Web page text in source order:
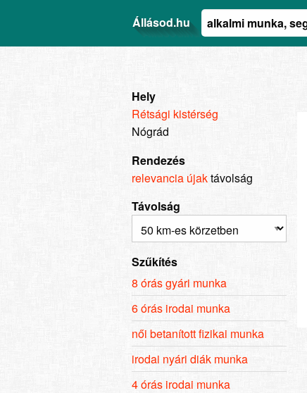
Állásod.hu
Hely
Rétsági kistérség
Nógrád
Rendezés
relevancia újaktávolság
Távolság
Szűkítés
8 órás gyári munka
6 órás irodai munka
női betanított fizikai munka
irodai nyári diák munka
4 órás irodai munka